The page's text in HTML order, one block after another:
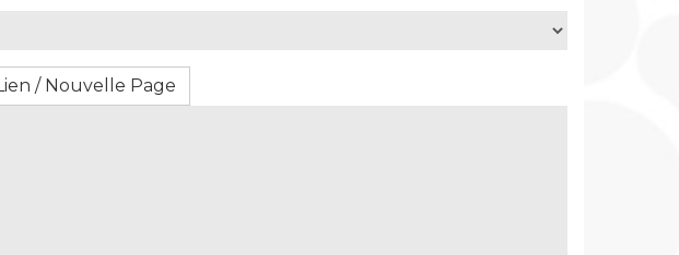
/ Nouvelle Page